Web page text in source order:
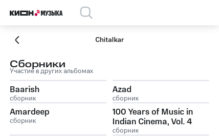
Chitalkar
Сборники
Участие в других альбомах
Baarish
сборник
Azad
сборник
Amardeep
сборник
100 Years of Music in
Indian Cinema, Vol. 4
сборник